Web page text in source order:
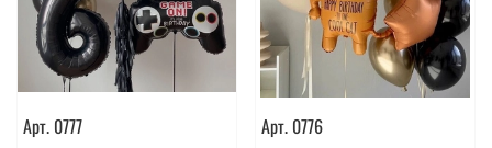
Арт. 0777 Арт. 0776